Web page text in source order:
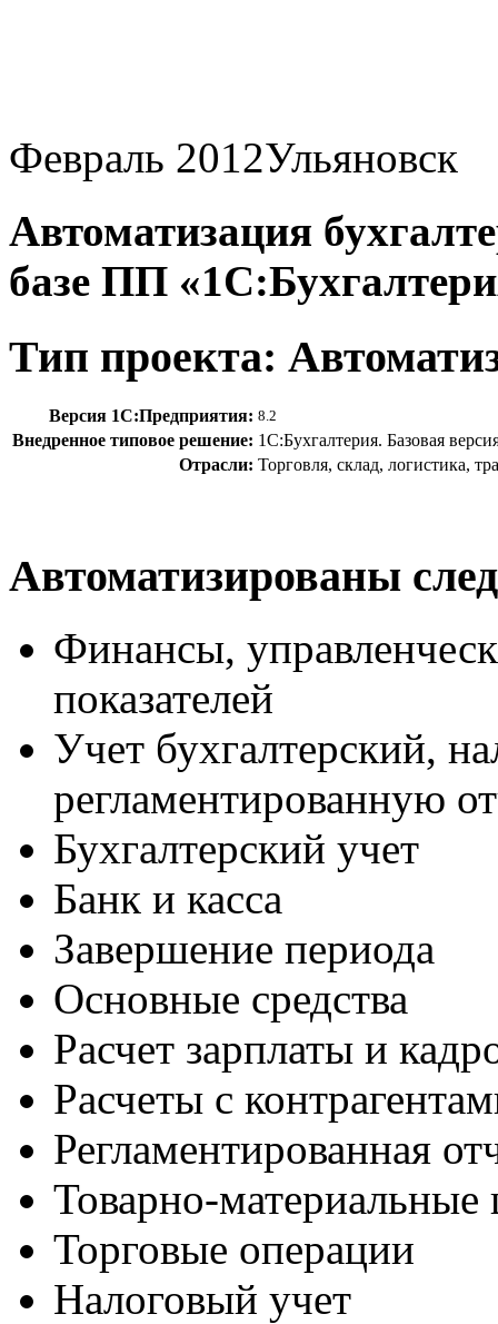
Февраль 2012Ульяновск
Автоматизация
базе ПП
Тип проекта:
Версия 1С:Предприятия: 8.2
Внедренное типовое решение: 1С:Бухгалтерия. Базовая
Отрасли: Торговля, склад, логистика,
Автоматизированы
Финансы,
показателей
Учет бухгалтерский,
регламентированную
Бухгалтерский учет
Банк и касса
Завершение периода
Основные средства
Расчет зарплаты и
Расчеты с
Регламентированная
Товарно-материальные
Торговые операции
Налоговый учет